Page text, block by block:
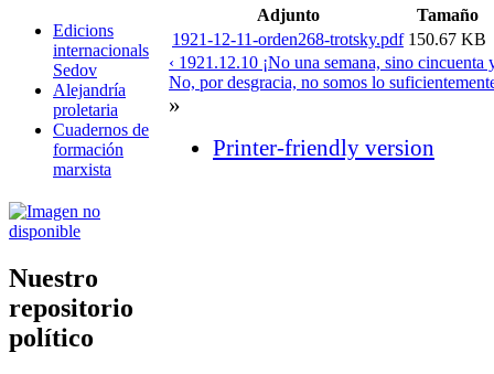
Edicions
internacionals
Sedov
Alejandría
proletaria
Cuadernos de
formación
marxista
Nuestro
repositorio
político
Adjunto
Tamaño
1921-12-11-orden268-trotsky.pdf 150.67 KB
‹ 1921.12.10 ¡No una semana, sino cincuenta
No, por desgracia, no somos lo
»
Printer-friendly version